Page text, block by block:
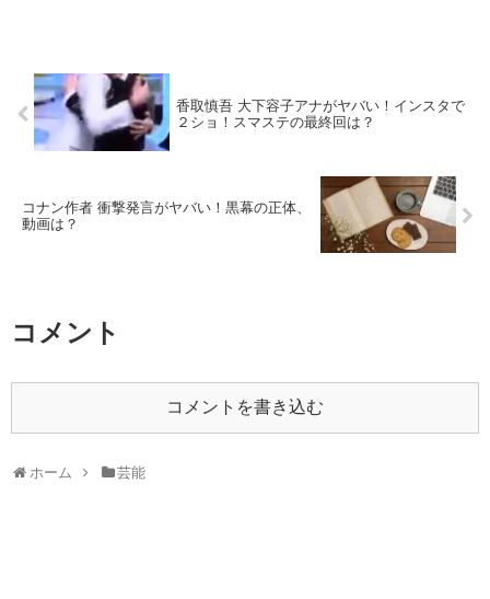
香取慎吾 大下容子アナがヤバい！インスタで
２ショ！スマステの最終回は？
コナン作者 衝撃発言がヤバい！黒幕の正体、
動画は？
コメント
コメントを書き込む
ホーム 芸能